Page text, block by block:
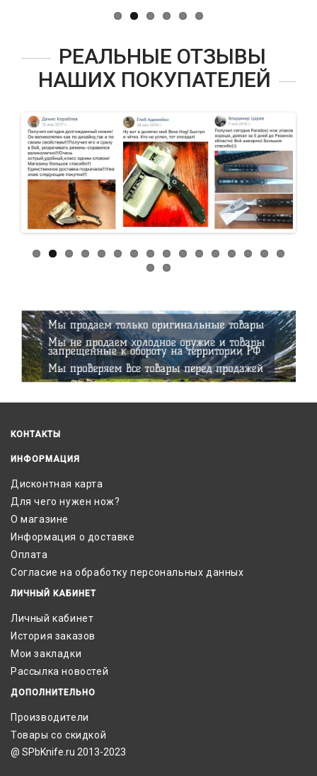
РЕАЛЬНЫЕ ОТЗЫВЫ
НАШИХ ПОКУПАТЕЛЕЙ
КОНТАКТЫ
ИНФОРМАЦИЯ
Дисконтная карта
Для чего нужен нож?
О магазине
Информация о доставке
Оплата
Согласие на обработку персональных данных
ЛИЧНЫЙ КАБИНЕТ
Личный кабинет
История заказов
Мои закладки
Рассылка новостей
ДОПОЛНИТЕЛЬНО
Производители
Товары со скидкой
@ SPbKnife.ru 2013-2023